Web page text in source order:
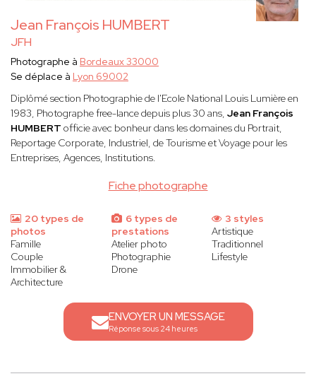
Jean François HUMBERT
JFH
Fiche photographe
Photographe à Bordeaux 33000
Se déplace à Lyon 69002
Diplômé section Photographie de l'Ecole National Louis Lumière en
1983, Photographe free-lance depuis plus 30 ans, Jean François
HUMBERT officie avec bonheur dans les domaines du Portrait,
Reportage Corporate, Industriel, de Tourisme et Voyage pour les
Entreprises, Agences, Institutions.
20 types de
photos
Famille
Couple
Immobilier &
Architecture
6 types de
prestations
Atelier photo
Photographie
Drone
3 styles
Artistique
Traditionnel
Lifestyle
ENVOYER UN MESSAGE
Réponse sous 24 heures